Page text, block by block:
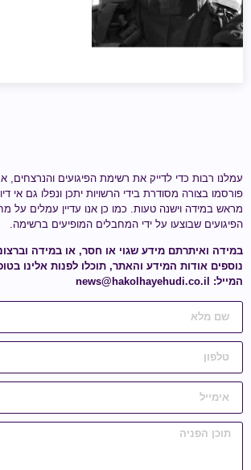
עמלנו רבות כדי לדייק את רשימת הפיגועים והנרצחים,
פורסמו בצורה מסודרת בידי הרשויות יתכן ונפלו גם אי
מראש במידה וישנה טעות. כמו כן אנו עדיין עמלים על
הפיגועים שבוצעו על ידי המחבלים המופיעים ברשימה.
במידה ואיתרתם מידע שגוי או חסר, או במידה
נוספים אודות המידע והאתר, תוכלו לפנות אלינו
המייל:
news@hakolhayehudi.co.il